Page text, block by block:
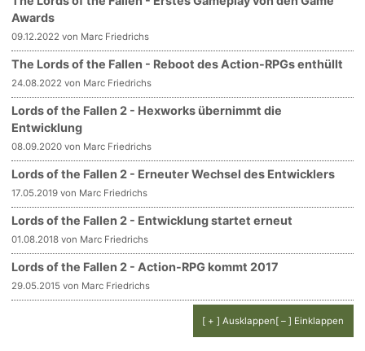
Awards
09.12.2022 von Marc Friedrichs
The Lords of the Fallen - Reboot des Action-RPGs enthüllt
24.08.2022 von Marc Friedrichs
Lords of the Fallen 2 - Hexworks übernimmt die
Entwicklung
08.09.2020 von Marc Friedrichs
Lords of the Fallen 2 - Erneuter Wechsel des Entwicklers
17.05.2019 von Marc Friedrichs
Lords of the Fallen 2 - Entwicklung startet erneut
01.08.2018 von Marc Friedrichs
Lords of the Fallen 2 - Action-RPG kommt 2017
29.05.2015 von Marc Friedrichs
[ + ] Ausklappen[ – ] Einklappen